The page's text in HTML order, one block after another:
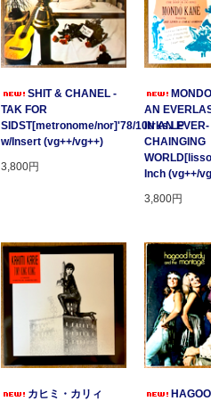
SHIT & CHANEL -
TAK FOR
SIDST[metronome/nor]'78/10trks.LP
w/Insert (vg++/vg++)
3,800円
AN
IN AN EVER-
CHAINGING
Inch (vg++/
3,800円
カヒミ・カリィ